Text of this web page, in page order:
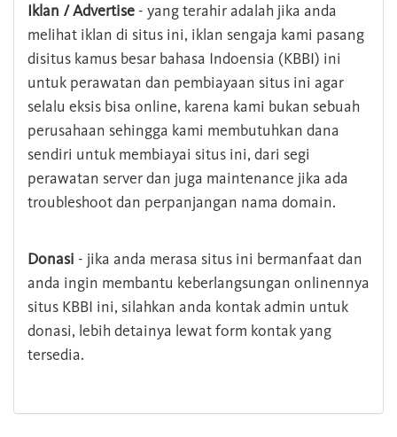
Iklan / Advertise - yang terahir adalah jika anda
melihat iklan di situs ini, iklan sengaja kami pasang
disitus kamus besar bahasa Indoensia (KBBI) ini
untuk perawatan dan pembiayaan situs ini agar
selalu eksis bisa online, karena kami bukan sebuah
perusahaan sehingga kami membutuhkan dana
sendiri untuk membiayai situs ini, dari segi
perawatan server dan juga maintenance jika ada
troubleshoot dan perpanjangan nama domain.
Donasi - jika anda merasa situs ini bermanfaat dan
anda ingin membantu keberlangsungan onlinennya
situs KBBI ini, silahkan anda kontak admin untuk
donasi, lebih detainya lewat form kontak yang
tersedia.